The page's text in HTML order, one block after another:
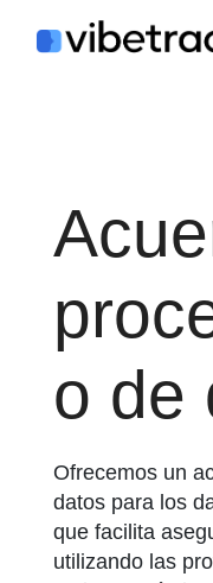
o de
Ofrecemos un
datos para los
que facilita
utilizando las